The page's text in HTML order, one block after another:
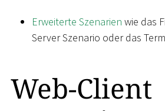
Erweiterte Szenarien wie das
Server Szenario oder das
Web-Client